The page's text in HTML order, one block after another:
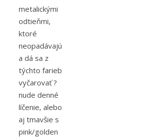
metalickými
odtieňmi,
ktoré
neopadávajú
a dá sa z
týchto farieb
vyčarovať ?️
nude denné
líčenie, alebo
aj tmavšie s
pink/golden